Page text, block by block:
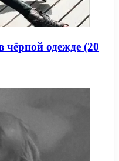
одежде (20